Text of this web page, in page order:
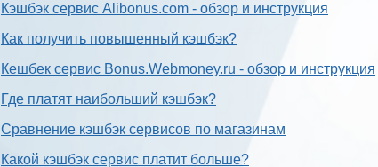
Кэшбэк сервис Alibonus.com - обзор и инструкция
Как получить повышенный кэшбэк?
Кешбек сервис Bonus.Webmoney.ru - обзор и инструкция
Где платят наибольший кэшбэк?
Сравнение кэшбэк сервисов по магазинам
Какой кэшбэк сервис платит больше?